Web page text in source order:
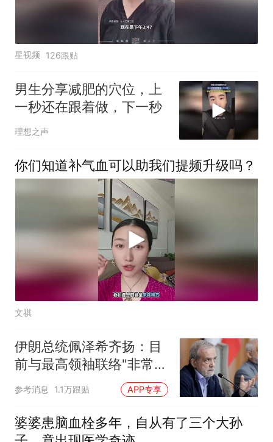
星视频 126跟贴
男生分享减肥的穴位，上
一秒还在跟着做，下一秒
理想之声
你们知道补气血可以助我们提频升级吗？
文祺
伊朗总统佩泽希齐扬：目
前与最高领袖联络"非常困
难"
参考消息 1.1万跟贴 APP专享
婆婆患脑血栓多年，自从有了三个大孙